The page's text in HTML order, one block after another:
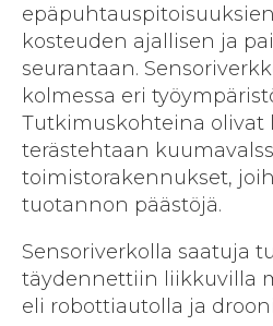
kosteuden ajallisen ja
seurantaan.
kolmessa eri
Tutkimuskohteina olivat
terästehtaan
toimistorakennukset,
tuotannon päästöjä.
Sensoriverkolla saatuja
täydennettiin liikkuvilla
eli robottiautolla ja